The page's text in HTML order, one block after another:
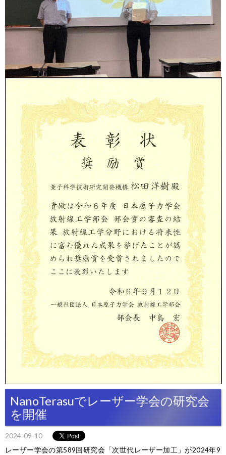
NanoTerasuでレーザー学会の研究会
を開催
2024-09-10
レーザー学会の第589回研究会「次世代レーザー加工」が2024年9